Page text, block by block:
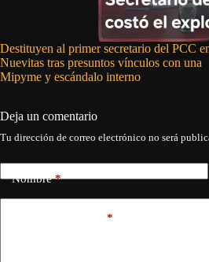
Destituyen al primer secretario del PCC
Nuevitas tras presuntos vínculos con una
Mipyme y escándalo interno
Deja un comentario
Tu dirección de correo electrónico no será
Nombre*
*